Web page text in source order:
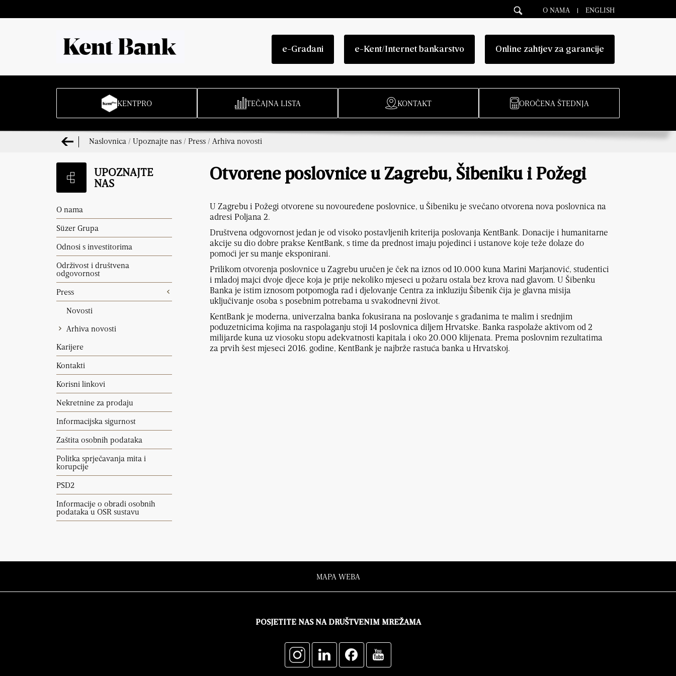
O NAMA ENGLISH
e-Građani e-Kent/Internet bankarstvo Online zahtjev za garancije
KENTPRO TEČAJNA LISTA KONTAKT OROČENA ŠTEDNJA
Naslovnica / Upoznajte nas / Press / Arhiva novosti
UPOZNAJTE
NAS
O nama
Süzer Grupa
Odnosi s investitorima
Održivost i društvena
odgovornost
Press
Novosti
Arhiva novosti
Karijere
Kontakti
Korisni linkovi
Nekretnine za prodaju
Informacijska sigurnost
Zaštita osobnih podataka
Politka sprječavanja mita i
korupcije
PSD2
Informacije o obradi osobnih
podataka u OSR sustavu
Otvorene poslovnice u Zagrebu, Šibeniku i Požegi
U Zagrebu i Požegi otvorene su novouređene poslovnice, u Šibeniku je svečano otvorena nova poslovnica na
adresi Poljana 2.
Društvena odgovornost jedan je od visoko postavljenih kriterija poslovanja KentBank. Donacije i humanitarne
akcije su dio dobre prakse KentBank, s time da prednost imaju pojedinci i ustanove koje teže dolaze do
pomoći jer su manje eksponirani.
Prilikom otvorenja poslovnice u Zagrebu uručen je ček na iznos od 10.000 kuna Marini Marjanović, studentici
i mladoj majci dvoje djece koja je prije nekoliko mjeseci u požaru ostala bez krova nad glavom. U Šibenku
Banka je istim iznosom potpomogla rad i djelovanje Centra za inkluziju Šibenik čija je glavna misija
uključivanje osoba s posebnim potrebama u svakodnevni život.
KentBank je moderna, univerzalna banka fokusirana na poslovanje s građanima te malim i srednjim
poduzetnicima kojima na raspolaganju stoji 14 poslovnica diljem Hrvatske. Banka raspolaže aktivom od 2
milijarde kuna uz viosoku stopu adekvatnosti kapitala i oko 20.000 klijenata. Prema poslovnim rezultatima
za prvih šest mjeseci 2016. godine, KentBank je najbrže rastuća banka u Hrvatskoj.
MAPA WEBA
POSJETITE NAS NA DRUŠTVENIM MREŽAMA